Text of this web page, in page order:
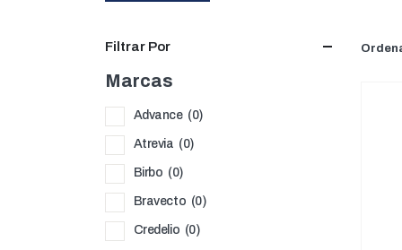
Filtrar Por
Marcas
Advance (0)
Atrevia (0)
Birbo (0)
Bravecto (0)
Credelio (0)